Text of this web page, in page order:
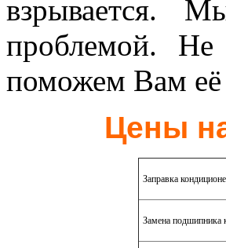
взрывается.
проблемой.
поможем Вам её
Цены
Заправка
Замена подшипника